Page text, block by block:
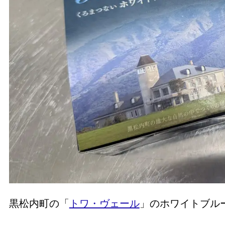
黒松内町の「 トワ・ヴェール」のホワイトブル